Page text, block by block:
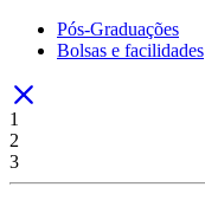
Pós-Graduações
Bolsas e facilidades
1
2
3